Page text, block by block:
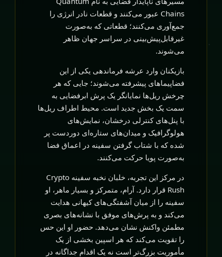
Chains عبور می‌کنند و قطعات نادر انرژی را
جمع‌آوری می‌کنند؛ قطعاتی که به‌صورت
غیرقابل‌پیش‌بینی در سراسر جهان ظاهر
می‌شوند.
بازیکنان وارد عرشه فرماندهی یکی از این
فضاپیماهای پیشرفته می‌شوند؛ جایی که هر
چرخش ریل‌ها نمایانگر یک پرش ابرفضایی به
سمت یک بخش جدید است. محیط اطراف ریل‌ها
با پنل‌های کنترلی درخشان، نمایش‌های
هولوگرافیک و میدان‌های ستاره‌ای دوردست پر
شده که با شتاب گرفتن سفینه در اعماق فضا
به‌صورت پویا حرکت می‌کنند.
در مرکز این تجربه، خلبان نخبه سفینه Crypto
Rush قرار دارد. آرام، متمرکز و بسیار ماهر، او
سفینه را از میان آشفتگی‌های کیهانی هدایت
می‌کند و به پرش‌های موفق با نشانه‌های بصری
مطمئن واکنش نشان می‌دهد. حضور او این حس
را تقویت می‌کند که هر اسپین بخشی از یک
مأموریت بزرگ‌تر است نه یک اقدام جداگانه در